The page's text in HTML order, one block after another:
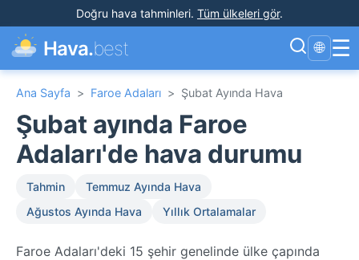
Doğru hava tahminleri. Tüm ülkeleri gör.
Hava.best 🌐 ☰
Ana Sayfa > Faroe Adaları > Şubat Ayında Hava
Şubat ayında Faroe
Adaları'de hava durumu
Tahmin
Temmuz Ayında Hava
Ağustos Ayında Hava
Yıllık Ortalamalar
Faroe Adaları'deki 15 şehir genelinde ülke çapında